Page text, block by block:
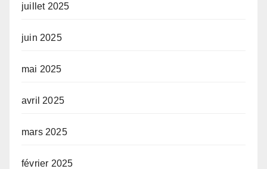
juillet 2025
juin 2025
mai 2025
avril 2025
mars 2025
février 2025